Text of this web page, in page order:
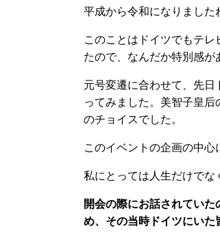
平成から令和になりました
このことはドイツでもテ
たので、なんだか特別感が
元号変遷に合わせて、先
ってみました。美智子皇
のチョイスでした。
このイベントの企画の中
私にとっては人生だけでな
開会の際にお話されてい
め、その当時ドイツにいた